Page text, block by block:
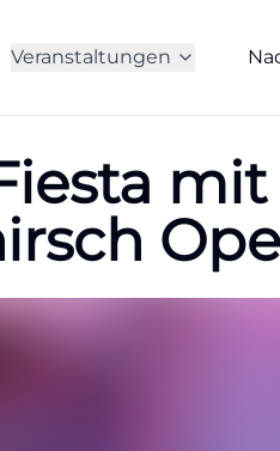
Veranstaltungen